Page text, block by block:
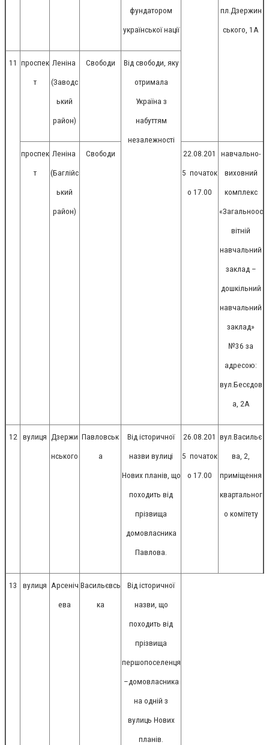
фундатором
української нації
пл.Дзержин
ського, 1А
11 проспек
т
Леніна
(Заводс
ький
район)
Свободи Від свободи, яку
отримала
Україна з
набуттям
незалежності
проспек
т
Леніна
(Баглійс
ький
район)
Свободи 22.08.201
5 початок
о 17.00
навчально-
виховний
комплекс
«Загальноос
вітній
навчальний
заклад –
дошкільний
навчальний
заклад»
№36 за
адресою:
вул.Бесєдов
а, 2А
12 вулиця Дзержи
нського
Павловськ
а
Від історичної
назви вулиці
Нових планів, що
походить від
прізвища
домовласника
Павлова.
26.08.201
5 початок
о 17.00
вул.Васильє
ва, 2,
приміщення
квартальног
о комітету
13 вулиця Арсеніч
ева
Васильєвсь
ка
Від історичної
назви, що
походить від
прізвища
першопоселенця
–домовласника
на одній з
вулиць Нових
планів.